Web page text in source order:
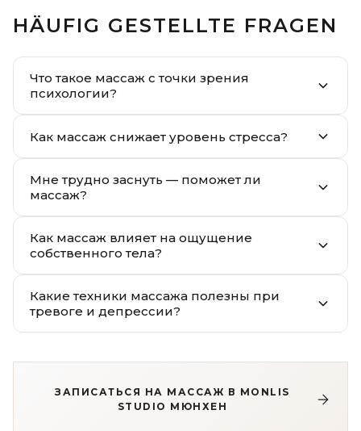
HÄUFIG GESTELLTE FRAGEN
Что такое массаж с точки зрения
психологии?
Как массаж снижает уровень стресса?
Мне трудно заснуть — поможет ли
массаж?
Как массаж влияет на ощущение
собственного тела?
Какие техники массажа полезны при
тревоге и депрессии?
ЗАПИСАТЬСЯ НА МАССАЖ В MONLIS
STUDIO МЮНХЕН